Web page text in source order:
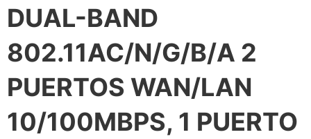
DUAL-BAND
802.11AC/N/G/B/A 2
PUERTOS WAN/LAN
10/100MBPS, 1 PUERTO